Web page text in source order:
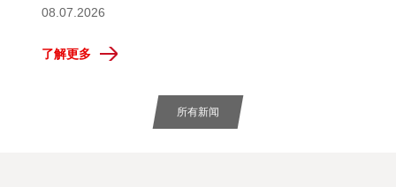
08.07.2026
了解更多
所有新闻